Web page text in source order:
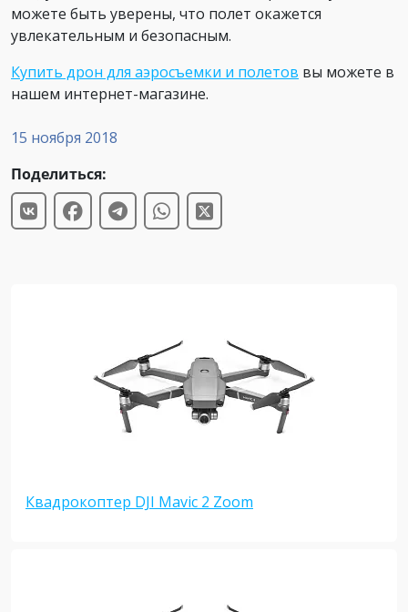
15 ноября 2018
Поделиться:
Квадрокоптер DJI Mavic 2 Zoom
можете быть уверены, что полет окажется
увлекательным и безопасным.
Купить дрон для аэросъемки и полетов вы можете в
нашем интернет-магазине.